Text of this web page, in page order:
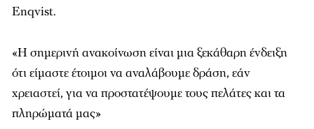
Enqvist.
«Η σημερινή ανακοίνωση είναι μια ξεκάθαρη ένδειξη
ότι είμαστε έτοιμοι να αναλάβουμε δράση, εάν
χρειαστεί, για να προστατέψουμε τους πελάτες και τα
πληρώματά μας»